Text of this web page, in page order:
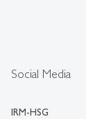
Social Media
IRM-HSG